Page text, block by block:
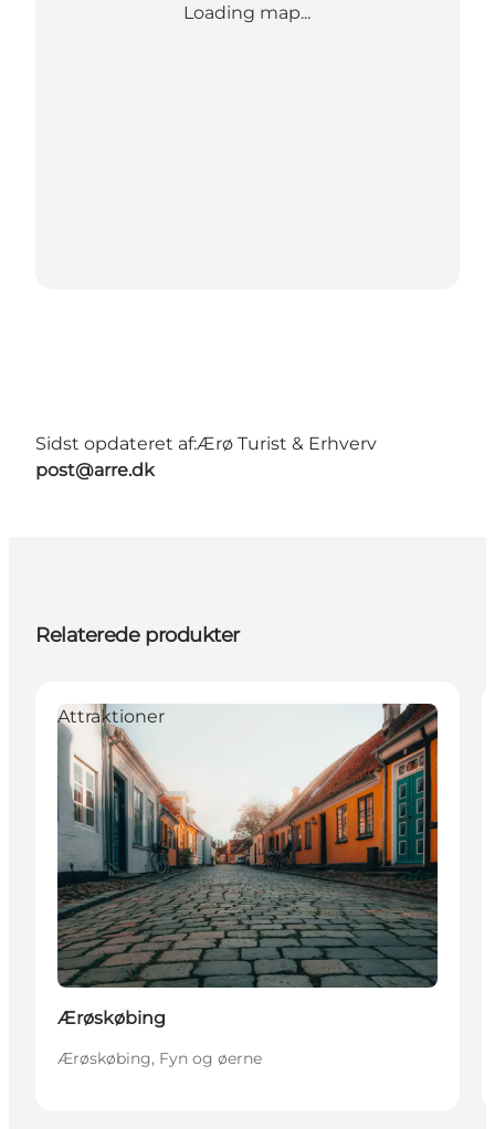
Loading map...
Sidst opdateret af:Ærø Turist & Erhverv
post@arre.dk
Relaterede produkter
Attraktioner
Ærøskøbing
Ærøskøbing, Fyn og øerne